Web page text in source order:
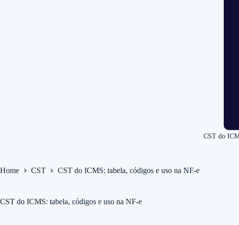
CST do
Home CST CST do ICMS: tabela, códigos e uso na NF-e
CST do ICMS: tabela, códigos e uso na NF-e